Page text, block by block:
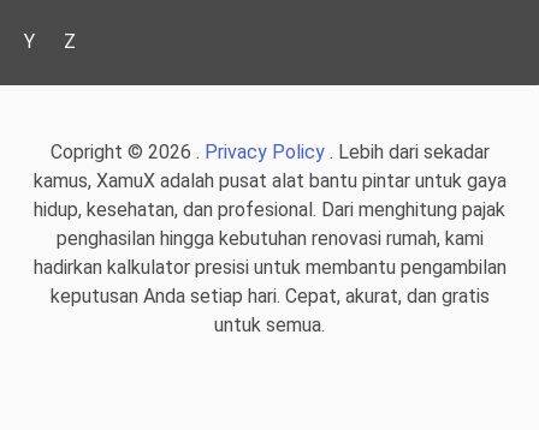
Y Z
Copright © 2026 . Privacy Policy. Lebih dari sekadar
kamus, XamuX adalah pusat alat bantu pintar untuk gaya
hidup, kesehatan, dan profesional. Dari menghitung pajak
penghasilan hingga kebutuhan renovasi rumah, kami
hadirkan kalkulator presisi untuk membantu pengambilan
keputusan Anda setiap hari. Cepat, akurat, dan gratis
untuk semua.